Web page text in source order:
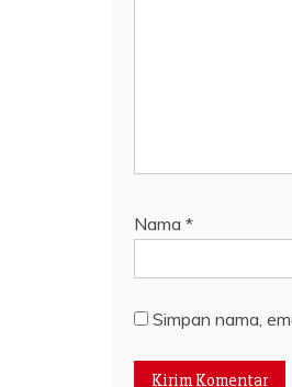
Nama *
Simpan nama,